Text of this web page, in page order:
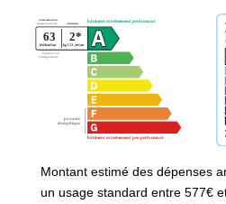
Montant estimé des dépenses
un usage standard entre 577€